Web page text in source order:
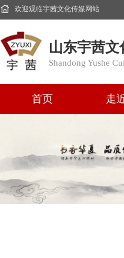
欢迎观临宇茜文化传媒网站
山东宇茜文
Shandong Yushe
首页 走